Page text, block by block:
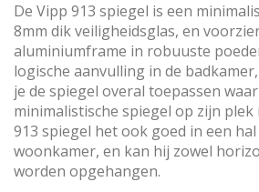
De Vipp 913 spiegel is een
8mm dik veiligheidsglas, en
aluminiumframe in robuuste
logische aanvulling in de
je de spiegel overal toepassen
minimalistische spiegel op zijn plek
913 spiegel het ook goed in een
woonkamer, en kan hij zowel
worden opgehangen.